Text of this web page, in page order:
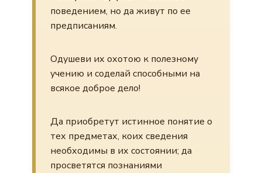
поведением, но да живут по ее
предписаниям.
Одушеви их охотою к полезному
учению и соделай способными на
всякое доброе дело!
Да приобретут истинное понятие о
тех предметах, коих сведения
необходимы в их состоянии; да
просветятся познаниями